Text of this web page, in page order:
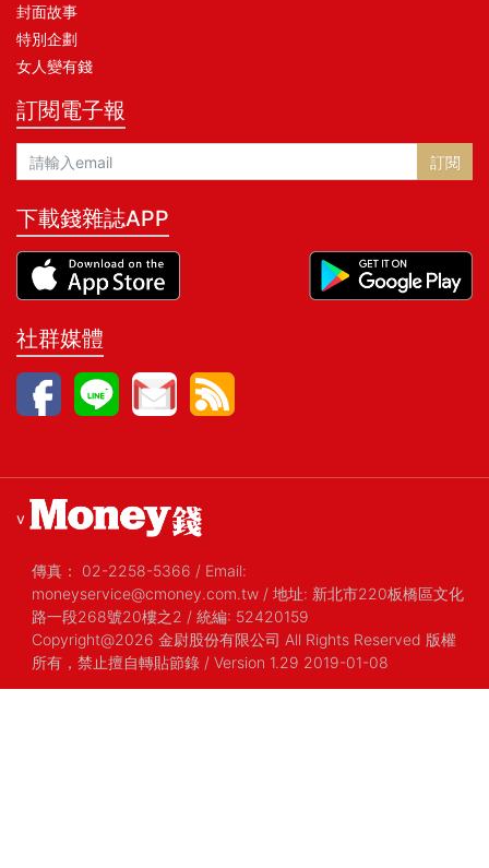
封面故事
特別企劃
女人變有錢
訂閱電子報
訂閱
下載錢雜誌APP
社群媒體
v
傳真： 02-2258-5366 / Email:
moneyservice@cmoney.com.tw / 地址: 新北市220板橋區文化
路一段268號20樓之2 / 統編: 52420159
Copyright@2026 金尉股份有限公司 All Rights Reserved 版權
所有，禁止擅自轉貼節錄 / Version 1.29 2019-01-08